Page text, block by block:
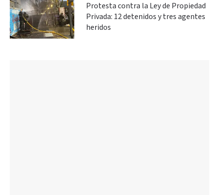
Protesta contra la Ley de Propiedad
Privada: 12 detenidos y tres agentes
heridos